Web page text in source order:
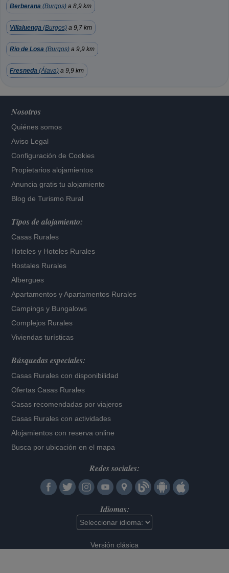
Berberana (Burgos) a 8,9 km
Villaluenga (Burgos) a 9,7 km
Rio de Losa (Burgos) a 9,9 km
Fresneda (Álava) a 9,9 km
Nosotros
Quiénes somos
Aviso Legal
Configuración de Cookies
Propietarios alojamientos
Anuncia gratis tu alojamiento
Blog de Turismo Rural
Tipos de alojamiento:
Casas Rurales
Hoteles y Hoteles Rurales
Hostales Rurales
Albergues
Apartamentos yApartamentos Rurales
Campings y Bungalows
Complejos Rurales
Viviendas turísticas
Búsquedas especiales:
Casas Rurales con disponibilidad
Ofertas Casas Rurales
Casas recomendadas por viajeros
Casas Rurales con actividades
Alojamientos con reserva online
Busca por ubicación en el mapa
Redes sociales:
Idiomas:
Versión clásica